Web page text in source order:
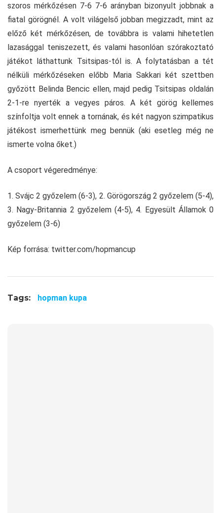
szoros mérkőzésen 7-6 7-6 arányban bizonyult jobbnak a
fiatal görögnél. A volt világelső jobban megizzadt, mint az
előző két mérkőzésen, de továbbra is valami hihetetlen
lazasággal teniszezett, és valami hasonlóan szórakoztató
játékot láthattunk Tsitsipas-tól is. A folytatásban a tét
nélküli mérkőzéseken előbb Maria Sakkari két szettben
győzött Belinda Bencic ellen, majd pedig Tsitsipas oldalán
2-1-re nyerték a vegyes páros. A két görög kellemes
színfoltja volt ennek a tornának, és két nagyon szimpatikus
játékost ismerhettünk meg bennük (aki esetleg még ne
ismerte volna őket.)
A csoport végeredménye:
1. Svájc 2 győzelem (6-3), 2. Görögország 2 győzelem (5-4),
3. Nagy-Britannia 2 győzelem (4-5), 4. Egyesült Államok 0
győzelem (3-6)
Kép forrása: twitter.com/hopmancup
Tags: hopman kupa